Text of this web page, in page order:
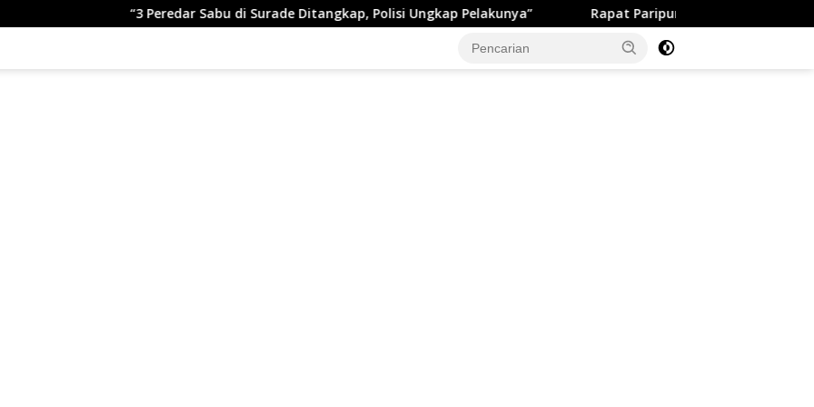
“3 Peredar Sabu di Surade Ditangkap, Polisi Ungkap Pelakunya” Rapat Paripurna ke-13 DPRD Kabupaten